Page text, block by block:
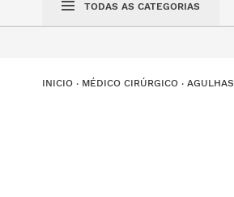
TODAS AS CATEGORIAS
MÉDICO CIRÚRGICO AGULHAS